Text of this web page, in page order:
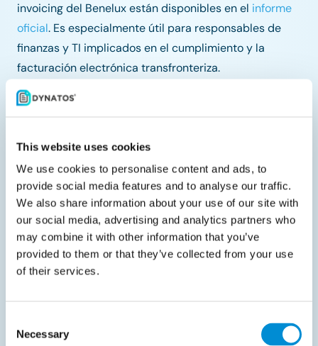
This website uses cookies
We use cookies to personalise content and ads, to
provide social media features and to analyse our traffic.
We also share information about your use of our site with
our social media, advertising and analytics partners who
may combine it with other information that you’ve
provided to them or that they’ve collected from your use
of their services.
Selection
Necessary
invoicing del Benelux están disponibles en el informe
oficial. Es especialmente útil para responsables de
finanzas y TI implicados en el cumplimiento y la
facturación electrónica transfronteriza.
Documentos relacionados
Liveblog